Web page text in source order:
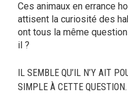
Ces animaux en errance
attisent la curiosité des
ont tous la même
il ?
IL SEMBLE QU’IL N’Y AIT
SIMPLE À CETTE QUESTION.